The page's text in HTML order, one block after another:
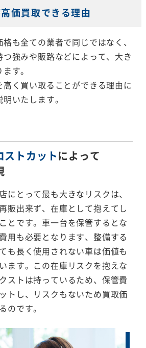
価買取できる理由
も全ての業者で同じではなく、
強みや販路などによって、大き
す。
高く買い取ることができる理由に
いたします。
ストカットによって
にとって最も大きなリスクは、
販出来ず、在庫として抱えてし
とです。車一台を保管するとな
用も必要となります、整備する
も長く使用されない車は価値も
ます。この在庫リスクを抱えな
ストは持っているため、保管費
トし、リスクもないため買取価
のです。